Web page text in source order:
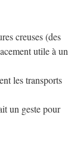
creuses (des
utile à un
les transports
un geste pour